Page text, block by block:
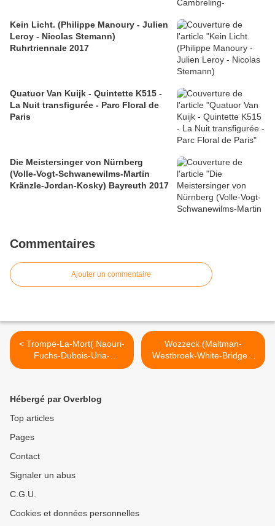
Kein Licht. (Philippe Manoury - Julien
Leroy - Nicolas Stemann)
Ruhrtriennale 2017
Quatuor Van Kuijk - Quintette K515 -
La Nuit transfigurée - Parc Floral de
Paris
Die Meistersinger von Nürnberg
(Volle-Vogt-Schwanewilms-Martin
Kränzle-Jordan-Kosky) Bayreuth 2017
Commentaires
Ajouter un commentaire
< Trompe-La-Mort( Naouri-
Fuchs-Dubois-Uria-
Monzon-Francesconi-
Wozzeck (Maltman-
Westbroek-White-Bridges-
Beekman-Warlikowski-
Hébergé par Overblog
Top articles
Pages
Contact
Signaler un abus
C.G.U.
Cookies et données personnelles